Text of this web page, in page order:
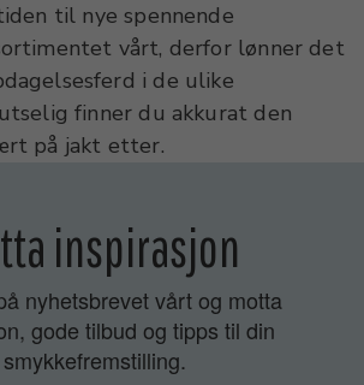
til nye spennende
vårt, derfor lønner det
i de ulike
finner du akkurat den
på jakt etter.
inspirasjon
nyhetsbrevet vårt og motta
gode tilbud og tipps til din
smykkefremstilling.